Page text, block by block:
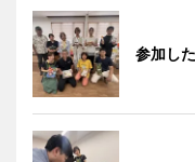
参加し